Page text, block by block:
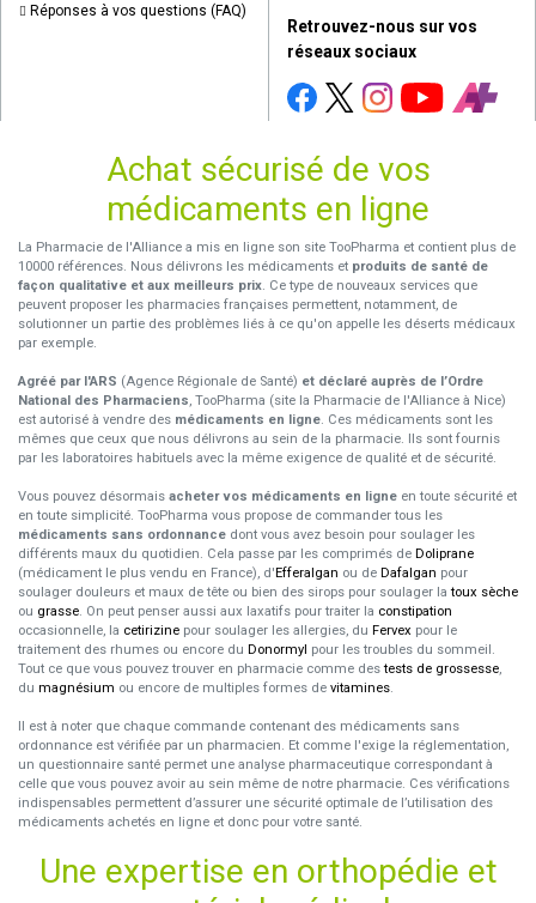
Réponses à vos questions (FAQ)
Retrouvez-nous sur vos
réseaux sociaux
Achat sécurisé de vos
médicaments en ligne
La Pharmacie de l'Alliance a mis en ligne son site TooPharma et contient plus de
10000 références. Nous délivrons les médicaments et produits de santé de
façon qualitative et aux meilleurs prix. Ce type de nouveaux services que
peuvent proposer les pharmacies françaises permettent, notamment, de
solutionner un partie des problèmes liés à ce qu'on appelle les déserts médicaux
par exemple.
Agréé par l'ARS (Agence Régionale de Santé) et déclaré auprès de l’Ordre
National des Pharmaciens, TooPharma (site la Pharmacie de l'Alliance à Nice)
est autorisé à vendre des médicaments en ligne. Ces médicaments sont les
mêmes que ceux que nous délivrons au sein de la pharmacie. Ils sont fournis
par les laboratoires habituels avec la même exigence de qualité et de sécurité.
Vous pouvez désormais acheter vos médicaments en ligne en toute sécurité et
en toute simplicité. TooPharma vous propose de commander tous les
médicaments sans ordonnance dont vous avez besoin pour soulager les
différents maux du quotidien. Cela passe par les comprimés de Doliprane
(médicament le plus vendu en France), d'Efferalgan ou de Dafalgan pour
soulager douleurs et maux de tête ou bien des sirops pour soulager latoux sèche
ou grasse. On peut penser aussi aux laxatifs pour traiter la constipation
occasionnelle, la cetirizine pour soulager les allergies, du Fervex pour le
traitement des rhumes ou encore du Donormyl pour les troubles du sommeil.
Tout ce que vous pouvez trouver en pharmacie comme destests de grossesse,
du magnésium ou encore de multiples formes de vitamines.
Il est à noter que chaque commande contenant des médicaments sans
ordonnance est vérifiée par un pharmacien. Et comme l'exige la réglementation,
un questionnaire santé permet une analyse pharmaceutique correspondant à
celle que vous pouvez avoir au sein même de notre pharmacie. Ces vérifications
indispensables permettent d’assurer une sécurité optimale de l’utilisation des
médicaments achetés en ligne et donc pour votre santé.
Une expertise en orthopédie et